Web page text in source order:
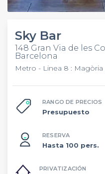
Sky Bar
148 Gran Via de les
Barcelona
Metro - Linea 8 : Magòria
RANGO DE PRECIOS
Presupuesto
RESERVA
Hasta 100 pers.
PRIVATIZACIÓN